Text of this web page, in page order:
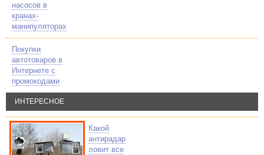
насосов в
кранах-
манипуляторах
Покупки
автотоваров в
Интернете с
промокодами
ИНТЕРЕСНОЕ
Какой
антирадар
ловит все